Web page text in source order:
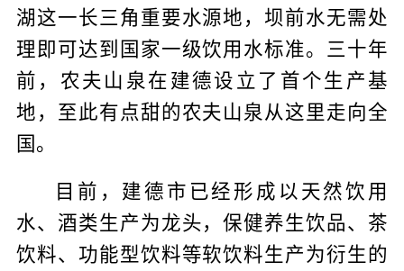
湖这一长三角重要水源地，坝前水无需处
理即可达到国家一级饮用水标准。三十年
前，农夫山泉在建德设立了首个生产基
地，至此有点甜的农夫山泉从这里走向全
国。
目前，建德市已经形成以天然饮用
水、酒类生产为龙头，保健养生饮品、茶
饮料、功能型饮料等软饮料生产为衍生的